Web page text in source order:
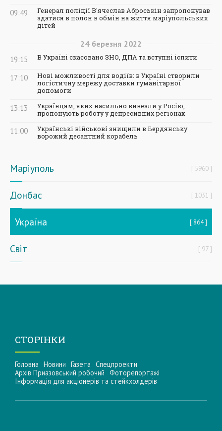
09:49
Генерал поліції В'ячеслав Аброськін запропонував
здатися в полон в обмін на життя маріупольських
дітей
24 березня 2022
19:15 В Україні скасовано ЗНО, ДПА та вступні іспити
17:10
Нові можливості для водіїв: в Україні створили
логістичну мережу доставки гуманітарної
допомоги
13:13
Українцям, яких насильно вивезли у Росію,
пропонують роботу у депресивних регіонах
11:00
Українські військові знищили в Бердянську
ворожий десантний корабель
Маріуполь 5960
Донбас 1031
Україна 864
Світ 97
СТОРІНКИ
Головна Новини Газета Спецпроекти
Архів Приазовський робочий Фоторепортажі
Інформацiя для акцiонерiв та стейкхолдерiв